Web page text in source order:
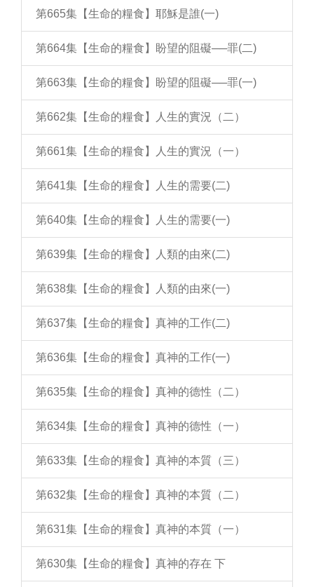
第665集【生命的糧食】耶穌是誰(一)
第664集【生命的糧食】盼望的阻礙──罪(二)
第663集【生命的糧食】盼望的阻礙──罪(一)
第662集【生命的糧食】人生的實況（二）
第661集【生命的糧食】人生的實況（一）
第641集【生命的糧食】人生的需要(二)
第640集【生命的糧食】人生的需要(一)
第639集【生命的糧食】人類的由來(二)
第638集【生命的糧食】人類的由來(一)
第637集【生命的糧食】真神的工作(二)
第636集【生命的糧食】真神的工作(一)
第635集【生命的糧食】真神的德性（二）
第634集【生命的糧食】真神的德性（一）
第633集【生命的糧食】真神的本質（三）
第632集【生命的糧食】真神的本質（二）
第631集【生命的糧食】真神的本質（一）
第630集【生命的糧食】真神的存在 下